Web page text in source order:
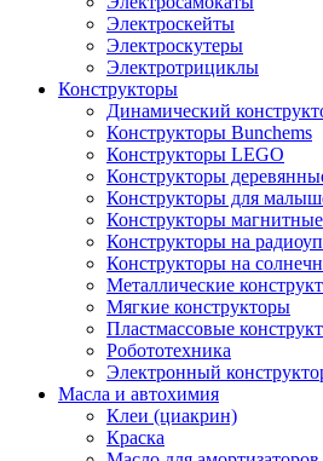
Электроскейты
Электроскутеры
Электротрициклы
Конструкторы
Динамический
Конструкторы Bunchems
Конструкторы LEGO
Конструкторы
Конструкторы для
Конструкторы магнитные
Конструкторы на
Конструкторы на
Металлические
Мягкие конструкторы
Пластмассовые
Робототехника
Электронный
Масла и автохимия
Клеи (циакрин)
Краска